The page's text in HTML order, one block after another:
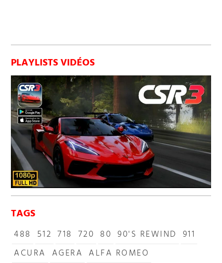
PLAYLISTS VIDÉOS
TAGS
488 512 718 720 80 90'S REWIND 911
ACURA AGERA ALFA ROMEO